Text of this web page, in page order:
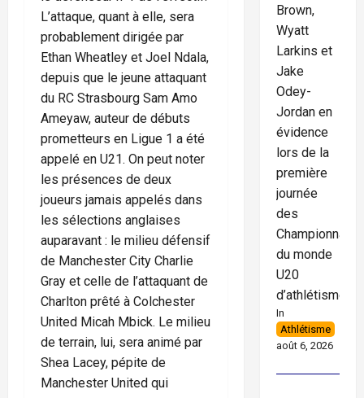
L’attaque, quant à elle, sera
probablement dirigée par
Ethan Wheatley et Joel Ndala,
depuis que le jeune attaquant
du RC Strasbourg Sam Amo
Ameyaw, auteur de débuts
prometteurs en Ligue 1 a été
appelé en U21. On peut noter
les présences de deux
joueurs jamais appelés dans
les sélections anglaises
auparavant : le milieu défensif
de Manchester City Charlie
Gray et celle de l’attaquant de
Charlton prêté à Colchester
United Micah Mbick. Le milieu
de terrain, lui, sera animé par
Shea Lacey, pépite de
Manchester United qui
Brown,
Wyatt
Larkins et
Jake
Odey-
Jordan en
évidence
lors de la
première
journée
des
Championnats
du monde
U20
d’athlétisme
In
Athlétisme
août 6, 2026